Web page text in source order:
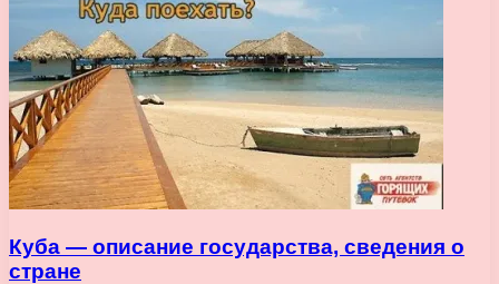
Куба — описание государства, сведения о
стране